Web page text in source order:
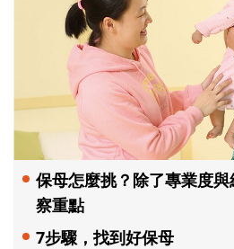
保母怎麼挑？除了專業度
察重點
7步驟，找到好保母